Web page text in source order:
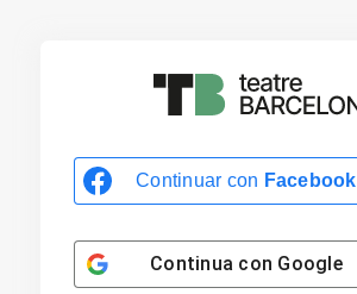
Continuar con Facebook
Continua con Google